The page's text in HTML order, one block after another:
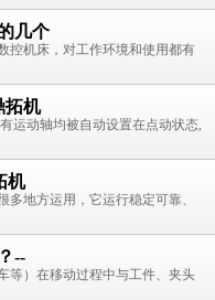
几个
控机床，对工作环境和使用都有
拓机
运动轴均被自动设置在点动状态,
机
地方运用，它运行稳定可靠、
--
等）在移动过程中与工件、夹头